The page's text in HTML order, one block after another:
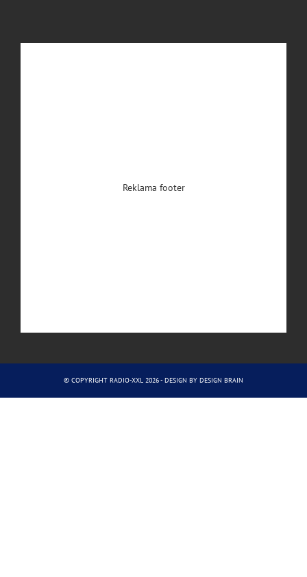
Reklama footer
© COPYRIGHT RADIO-XXL 2026 - DESIGN BY DESIGN BRAIN